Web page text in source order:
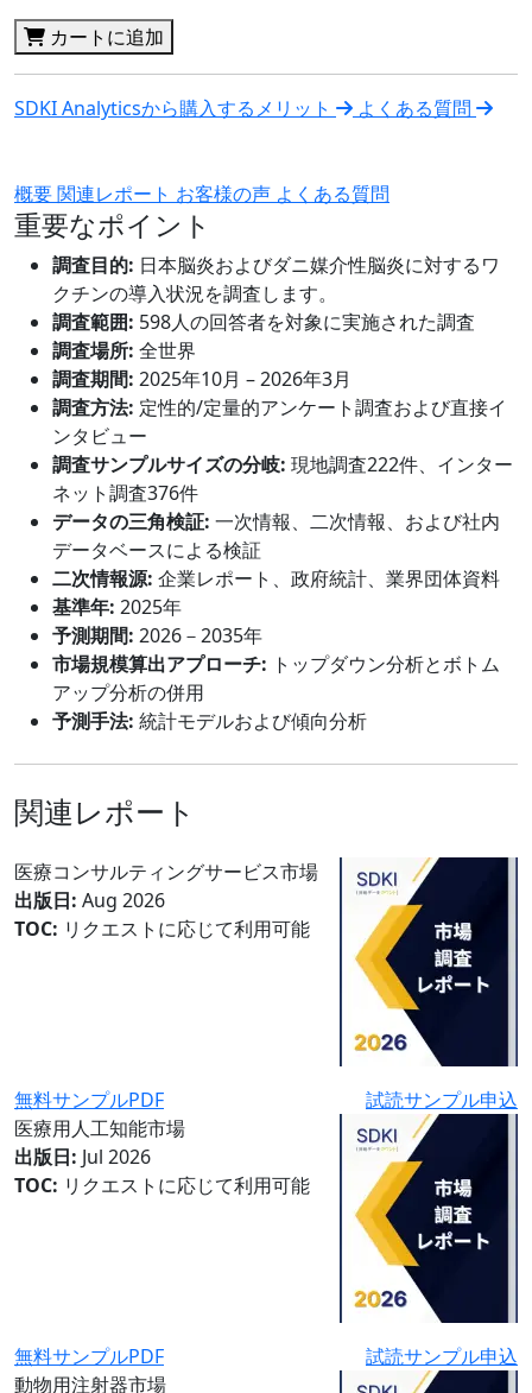
カートに追加
SDKI Analyticsから購入するメリット よくある質問
概要関連レポート お客様の声 よくある質問
重要なポイント
調査目的: 日本脳炎およびダニ媒介性脳炎に対するワ
クチンの導入状況を調査します。
調査範囲: 598人の回答者を対象に実施された調査
調査場所: 全世界
調査期間: 2025年10月 – 2026年3月
調査方法: 定性的/定量的アンケート調査および直接イ
ンタビュー
調査サンプルサイズの分岐: 現地調査222件、インター
ネット調査376件
データの三角検証: 一次情報、二次情報、および社内
データベースによる検証
二次情報源: 企業レポート、政府統計、業界団体資料
基準年: 2025年
予測期間: 2026－2035年
市場規模算出アプローチ: トップダウン分析とボトム
アップ分析の併用
予測手法: 統計モデルおよび傾向分析
関連レポート
医療コンサルティングサービス市場
出版日: Aug 2026
TOC: リクエストに応じて利用可能
無料サンプルPDF
試読サンプル申込
医療用人工知能市場
出版日: Jul 2026
TOC: リクエストに応じて利用可能
無料サンプルPDF
試読サンプル申込
動物用注射器市場